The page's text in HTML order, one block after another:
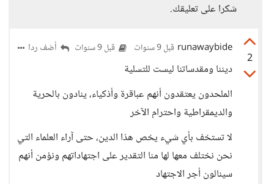
شكرا على تعليقك.
2
runawaybide قبل 9 سنوات قبل 9 سنوات أضف ردا
ديننا ومقدساتنا ليست للتسلية
الملحدون يعتقدون أنهم عباقرة وأذكياء، ينادون بالحرية
والديمقراطية واحترام الآخر
لا تستخف بأي شيء يخص هذا الدين، حتى آراء العلماء التي
نحن نختلف معها لها منا التقدير على اجتهاداتهم ونؤمن أنهم
سينالون أجر الاجتهاد